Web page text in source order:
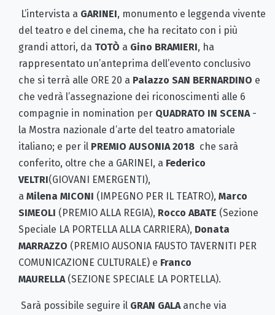
L’intervista a GARINEI, monumento e leggenda vivente
del teatro e del cinema, che ha recitato con i più
grandi attori, da TOTÒ a Gino BRAMIERI, ha
rappresentato un’anteprima dell’evento conclusivo
che si terrà alle ORE 20 a Palazzo SAN BERNARDINO e
che vedrà l’assegnazione dei riconoscimenti alle 6
compagnie in nomination per QUADRATO IN SCENA-
la Mostra nazionale d’arte del teatro amatoriale
italiano; e per il PREMIO AUSONIA 2018 che sarà
conferito, oltre che a GARINEI, a Federico
VELTRI(GIOVANI EMERGENTI),
a Milena MICONI (IMPEGNO PER IL TEATRO), Marco
SIMEOLI (PREMIO ALLA REGIA), Rocco ABATE (Sezione
Speciale LA PORTELLA ALLA CARRIERA), Donata
MARRAZZO (PREMIO AUSONIA FAUSTO TAVERNITI PER
COMUNICAZIONE CULTURALE) e Franco
MAURELLA(SEZIONE SPECIALE LA PORTELLA).
Sarà possibile seguire il GRAN GALAanche via